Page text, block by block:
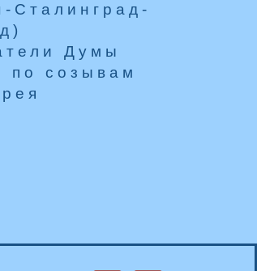
Сталинград-
Думы
по созывам